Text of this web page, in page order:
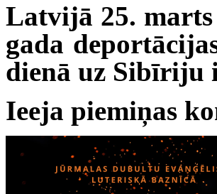
Latvijā 25. marts
gada
dienā uz Sibīriju
Ieeja piemiņas